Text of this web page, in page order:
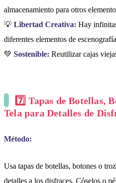
almacenamiento para otros
💡 Libertad Creativa: Hay
diferentes elementos de
💚 Sostenible: Reutilizar cajas
7️⃣ Tapas de Botellas,
Tela para Detalles de
Método:
Usa tapas de botellas, botones o
detalles a los disfraces. Cóselos o